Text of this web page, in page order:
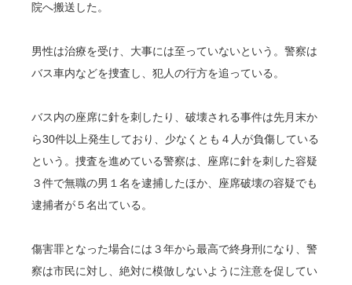
院へ搬送した。
男性は治療を受け、大事には至っていないという。警察は
バス車内などを捜査し、犯人の行方を追っている。
バス内の座席に針を刺したり、破壊される事件は先月末か
ら30件以上発生しており、少なくとも４人が負傷している
という。捜査を進めている警察は、座席に針を刺した容疑
３件で無職の男１名を逮捕したほか、座席破壊の容疑でも
逮捕者が５名出ている。
傷害罪となった場合には３年から最高で終身刑になり、警
察は市民に対し、絶対に模倣しないように注意を促してい